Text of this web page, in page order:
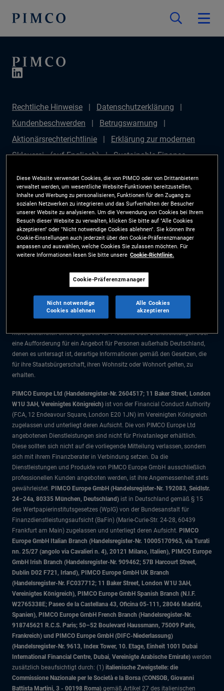
Rechtliche Hinweise
Datenschutzerklärung
Kundenbeschwerden
Betrugswarnung
Aktionärsrechterichtlinie
Erklärung zur modernen
Sklaverei - (auf Englisch)
Sustainable Finance
Anlegerrechte
Site Map
Cookie-Präferenzmanager
PIMCO ESG Rating Methodology
Die Informationen auf dieser Website sind ausschließlich für Deutsche
Staatsbürger bestimmt.
ausschließlich zu Informationszwecken und dürfen nicht als
Anlageberatung verstanden werden. Anleger sollten vor einer
Die Produkte und Dienstleistungen stehen nur Bürgern dieser
nicht Bestandteil eines Angebots für Produkte oder Dienstleistungen oder
eine Aufforderung für ein Angebot für Personen außerhalb Deutschland,
denen es untersagt ist, derartige Informationen gemäß den Gesetzen, die
für ihre Staatsbürgerschaft, ihren Wohnsitz oder Wohnort gelten, zu
erhalten.
PIMCO Europe Ltd (Handelsregister-Nr. 2604517; 11 Baker Street, London
W1U 3AH, Vereinigtes Königreich) ist von der Financial Conduct Authority
(FCA, 12 Endeavour Square, London E20 1JN) im Vereinigten Königreich
zugelassen und unterliegt deren Aufsicht. Die von PIMCO Europe Ltd
angebotenen Dienstleistungen sind nicht für Privatanleger erhältlich.
Diese sollten sich nicht auf die vorliegende Mitteilung verlassen, sondern
sich mit ihrem Finanzberater in Verbindung setzen. Da die
Dienstleistungen und Produkte von PIMCO Europe GmbH ausschließlich
professionellen Kunden angeboten werden, ist ihre Angemessenheit stets
gewährleistet. PIMCO Europe GmbH (Handelsregister-Nr. 192083, Seidlstr.
24–24a, 80335 München, Deutschland) ist in Deutschland gemäß § 15
des Wertpapierinstitutsgesetzes (WpIG) von der Bundesanstalt für
Finanzdienstleistungsaufsicht (BaFin) (Marie-Curie-Str. 24-28, 60439
Frankfurt am Main) zugelassen und unterliegt deren Aufsicht. PIMCO
Europe GmbH Italian Branch (Handelsregister-Nr. 10005170963, via Turati
nn. 25/27 (angolo via Cavalieri n. 4), 20121 Milano, Italien), PIMCO Europe
GmbH Irish Branch (Handelsregister-Nr. 909462; 57B Harcourt Street,
Dublin D02 F721, Irland), PIMCO Europe GmbH UK Branch
(Handelsregister-Nr. FC037712; 11 Baker Street, London W1U 3AH,
Vereinigtes Königreich), PIMCO Europe GmbH Spanish Branch (N.I.F.
W2765338E; Paseo de la Castellana 43, Oficina 05-111, 28046 Madrid,
Spanien), PIMCO Europe GmbH French Branch (Handelsregister-Nr.
918745621 R.C.S. Paris; 50–52 Boulevard Haussmann, 75009 Paris,
Frankreich) und PIMCO Europe GmbH (DIFC-Niederlassung)
(Handelsregister-Nr. 9613, Index Tower, 10. Etage, Einheit 1001 Dubai
International Financial Centre, Dubai, Vereinigte Arabische Emirate) werden
zusätzlich beaufsichtigt durch: (1) italienische Zweigstelle: die
Commissione Nazionale per le Società e la Borsa (CONSOB, Giovanni
Battista Martini, 3 - 00198 Roma) gemäß Artikel 27 des italienischen
Diese Website verwendet Cookies, die von PIMCO oder von Drittanbietern
verwaltet werden, um wesentliche Website-Funktionen bereitzustellen,
Inhalte und Werbung zu personalisieren, Funktionen für den Zugang zu
sozialen Netzwerken zu integrieren und das Surfverhalten der Besucher
unserer Website zu analysieren. Um die Verwendung von Cookies bei Ihrem
Besuch dieser Website zu verwalten, klicken Sie bitte auf "Alle Cookies
akzeptieren" oder "Nicht notwendige Cookies ablehnen". Sie können Ihre
Cookie-Einstellungen auch jederzeit über den Cookie-Präferenzmanager
anpassen und auswählen, welche Cookies Sie zulassen möchten. Für
weitere Informationen lesen Sie bitte unsere Cookie-Richtlinie.
Cookie-Präferenzmanager
Nicht notwendige
Cookies ablehnen
Alle Cookies
akzeptieren